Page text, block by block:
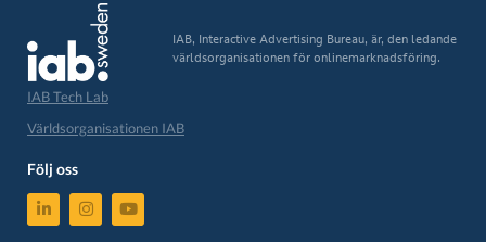
IAB, Interactive Advertising Bureau, är, den ledande
världsorganisationen för onlinemarknadsföring.
IAB Tech Lab
Världsorganisationen IAB
Följ oss